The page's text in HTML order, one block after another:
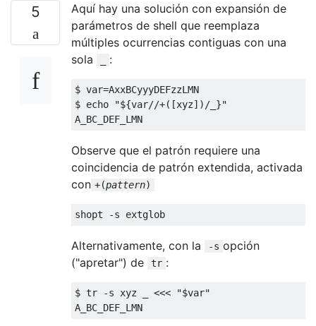
5
Aquí hay una solución con expansión de
parámetros de shell que reemplaza
múltiples ocurrencias contiguas con una
sola
:
$ var=AxxBCyyyDEFzzLMN
$ echo
"${var//+([xyz])/_}"
A_BC_DEF_LMN
Observe que el patrón requiere una
coincidencia de patrón extendida, activada
con +(pattern)
shopt -s extglob
Alternativamente, con la -s opción
("apretar") de
tr :
$ tr -s xyz _ <<<
"$var"
A_BC_DEF_LMN